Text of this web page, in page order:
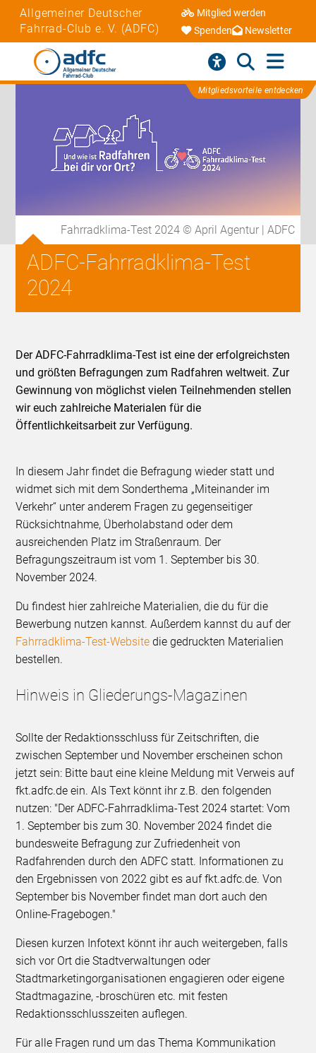
Allgemeiner Deutscher
Fahrrad-Club e. V. (ADFC)
Mitglied werden
Spenden
Newsletter
Mitgliedsvorteile entdecken
Fahrradklima-Test 2024 © April Agentur | ADFC
ADFC-Fahrradklima-Test
2024
Der ADFC-Fahrradklima-Test ist eine der erfolgreichsten
und größten Befragungen zum Radfahren weltweit. Zur
Gewinnung von möglichst vielen Teilnehmenden stellen
wir euch zahlreiche Materialen für die
Öffentlichkeitsarbeit zur Verfügung.
In diesem Jahr findet die Befragung wieder statt und
widmet sich mit dem Sonderthema „Miteinander im
Verkehr“ unter anderem Fragen zu gegenseitiger
Rücksichtnahme, Überholabstand oder dem
ausreichenden Platz im Straßenraum. Der
Befragungszeitraum ist vom 1. September bis 30.
November 2024.
Du findest hier zahlreiche Materialien, die du für die
Bewerbung nutzen kannst. Außerdem kannst du auf der
Fahrradklima-Test-Website die gedruckten Materialien
bestellen.
Hinweis in Gliederungs-Magazinen
Sollte der Redaktionsschluss für Zeitschriften, die
zwischen September und November erscheinen schon
jetzt sein: Bitte baut eine kleine Meldung mit Verweis auf
fkt.adfc.de ein. Als Text könnt ihr z.B. den folgenden
nutzen: "Der ADFC-Fahrradklima-Test 2024 startet: Vom
1. September bis zum 30. November 2024 findet die
bundesweite Befragung zur Zufriedenheit von
Radfahrenden durch den ADFC statt. Informationen zu
den Ergebnissen von 2022 gibt es auf fkt.adfc.de. Von
September bis November findet man dort auch den
Online-Fragebogen."
Diesen kurzen Infotext könnt ihr auch weitergeben, falls
sich vor Ort die Stadtverwaltungen oder
Stadtmarketingorganisationen engagieren oder eigene
Stadtmagazine, -broschüren etc. mit festen
Redaktionsschlusszeiten auflegen.
Für alle Fragen rund um das Thema Kommunikation